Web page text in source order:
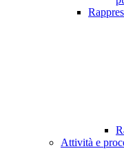
Attività e